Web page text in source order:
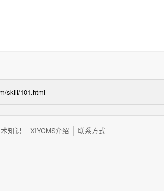
skill/101.html
知识 XIYCMS介绍 联系方式